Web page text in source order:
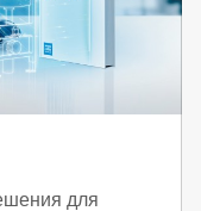
для